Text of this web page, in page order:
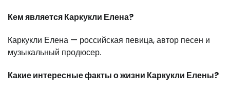
Кем является Каркукли Елена?
Каркукли Елена — российская певица, автор песен и
музыкальный продюсер.
Какие интересные факты о жизни Каркукли Елены?